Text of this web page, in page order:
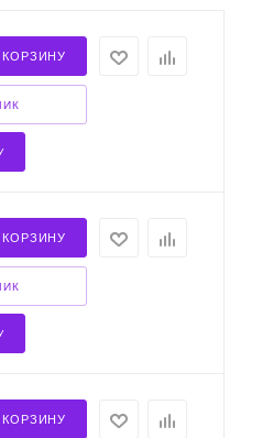
КОРЗИНУ
КОРЗИНУ
КОРЗИНУ